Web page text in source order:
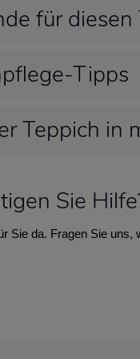
für diesen
Tipps
Teppich in
Sie
Sie da. Fragen Sie uns,